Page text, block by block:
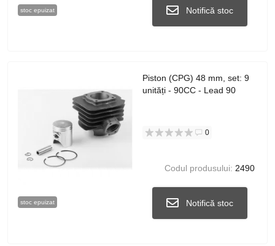
stoc epuizat Notifică stoc
stoc epuizat
Piston (CPG) 48 mm, set: 9
unități - 90CC - Lead 90
0
Codul produsului: 2490
Notifică stoc